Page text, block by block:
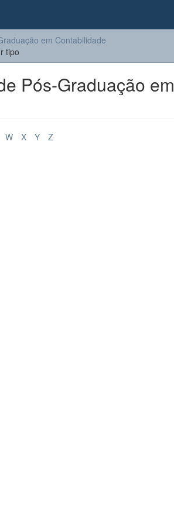
em Contabilidade
tipo
Pós-Graduação em
W X Y Z